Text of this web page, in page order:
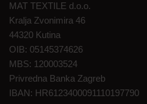
MAT TEXTILE d.o.o.
Kralja Zvonimira 46
44320 Kutina
OIB: 05145374626
MBS: 120003524
Privredna Banka Zagreb
IBAN: HR6123400091110197790